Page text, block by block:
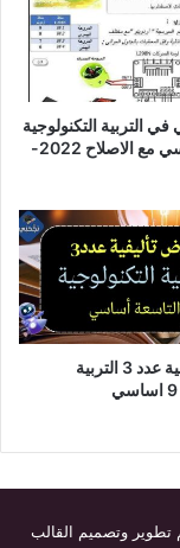
التربية التكنولوجية
تاسعة اساسي مع الاصلاح 2022-
فروض تأليفية عدد 3 التربية
تطوير وتصميم القالب